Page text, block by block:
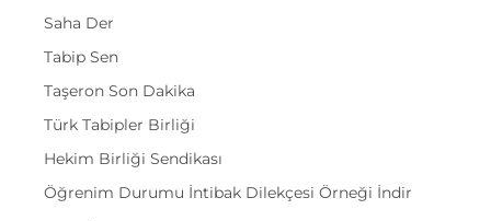
Saha Der
Tabip Sen
Taşeron Son Dakika
Türk Tabipler Birliği
Hekim Birliği Sendikası
Öğrenim Durumu İntibak Dilekçesi Örneği İndir